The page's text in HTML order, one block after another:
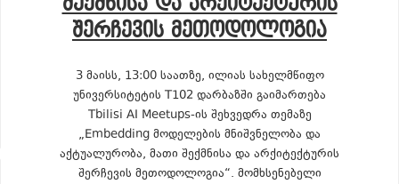
ᲨᲔᲠᲩᲔᲕᲘᲡ ᲛᲔᲗᲝᲓᲝᲚᲝᲒᲘᲐ
3 მაისს, 13:00 საათზე, ილიას სახელმწიფო
უნივერსიტეტის T102 დარბაზში გაიმართება
Tbilisi AI Meetups-ის შეხვედრა თემაზე
„Embedding მოდელების მნიშვნელობა და
აქტუალურობა, მათი შექმნისა და არქიტექტურის
შერჩევის მეთოდოლოგია“. მომხსენებელი